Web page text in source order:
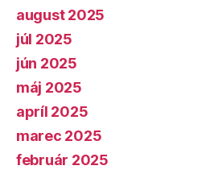
august 2025
júl 2025
jún 2025
máj 2025
apríl 2025
marec 2025
február 2025